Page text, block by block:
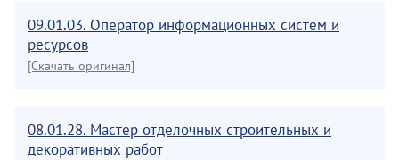
09.01.03. Оператор информационных систем и
ресурсов
[Скачать оригинал]
08.01.28. Мастер отделочных строительных и
декоративных работ